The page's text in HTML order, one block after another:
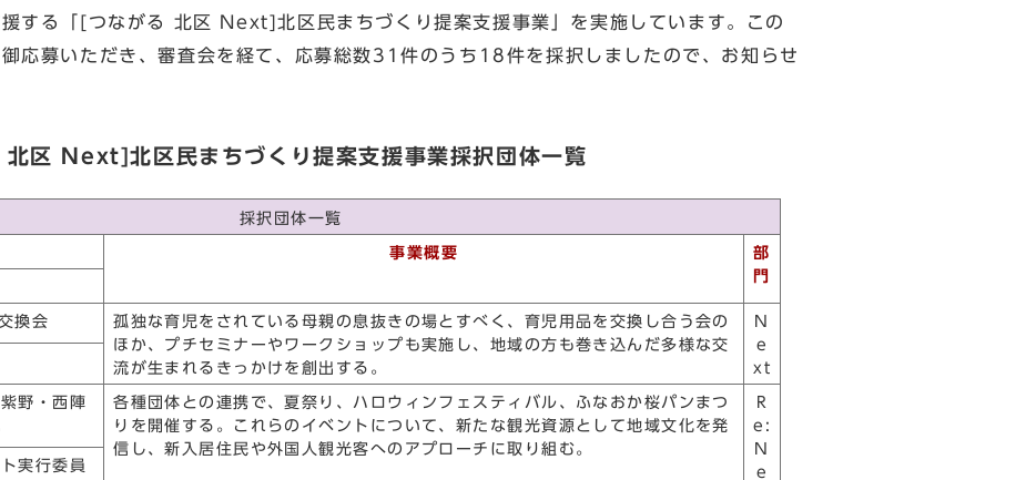
する「[つながる 北区 Next]北区民まちづくり提案支援事業」を実施しています。この
応募いただき、審査会を経て、応募総数31件のうち18件を採択しましたので、お知らせ
区 Next]北区民まちづくり提案支援事業採択団体一覧
採択団体一覧
事業概要
部
門
換会
孤独な育児をされている母親の息抜きの場とすべく、育児用品を交換し合う会の
ほか、プチセミナーやワークショップも実施し、地域の方も巻き込んだ多様な交
流が生まれるきっかけを創出する。
N
e
xt
野・西陣
各種団体との連携で、夏祭り、ハロウィンフェスティバル、ふなおか桜パンまつ
りを開催する。これらのイベントについて、新たな観光資源として地域文化を発
信し、新入居住民や外国人観光客へのアプローチに取り組む。
R
e:
N
e
実行委員